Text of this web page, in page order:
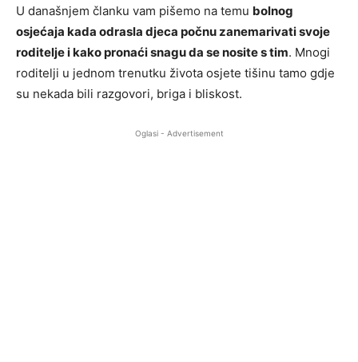
U današnjem članku vam pišemo na temu bolnog
osjećaja kada odrasla djeca počnu zanemarivati svoje
roditelje i kako pronaći snagu da se nosite s tim. Mnogi
roditelji u jednom trenutku života osjete tišinu tamo gdje
su nekada bili razgovori, briga i bliskost.
Oglasi - Advertisement